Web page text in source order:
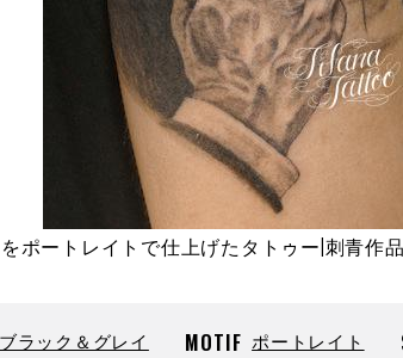
をポートレイトで仕上げたタトゥー|刺青作
ラック＆グレイ MOTIF ポートレイト